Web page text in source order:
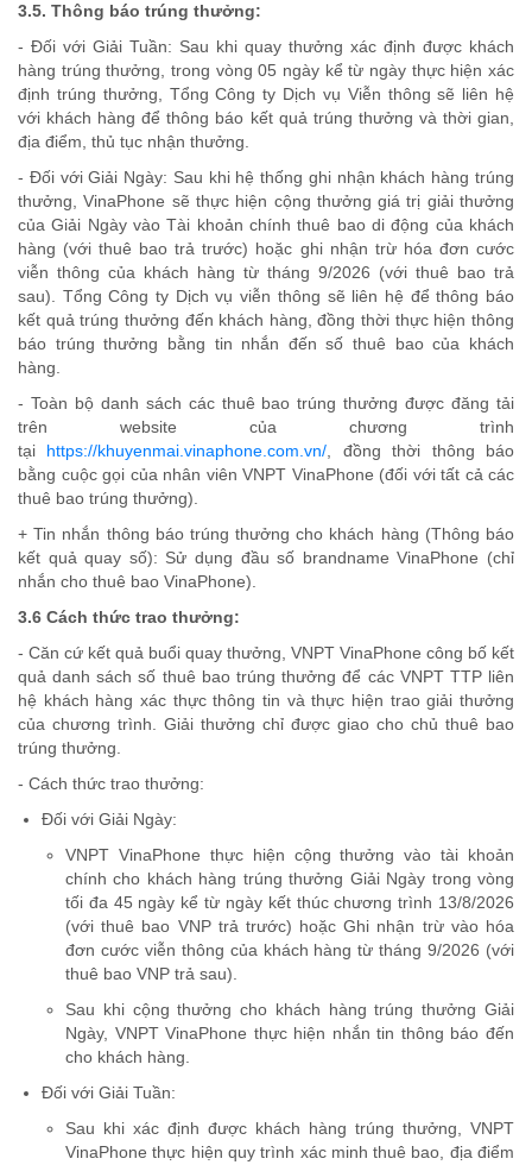
3.5. Thông báo trúng thưởng:
- Đối với Giải Tuần: Sau khi quay thưởng xác định được khách
hàng trúng thưởng, trong vòng 05 ngày kể từ ngày thực hiện xác
định trúng thưởng, Tổng Công ty Dịch vụ Viễn thông sẽ liên hệ
với khách hàng để thông báo kết quả trúng thưởng và thời gian,
địa điểm, thủ tục nhận thưởng.
- Đối với Giải Ngày: Sau khi hệ thống ghi nhận khách hàng trúng
thưởng, VinaPhone sẽ thực hiện cộng thưởng giá trị giải thưởng
của Giải Ngày vào Tài khoản chính thuê bao di động của khách
hàng (với thuê bao trả trước) hoặc ghi nhận trừ hóa đơn cước
viễn thông của khách hàng từ tháng 9/2026 (với thuê bao trả
sau). Tổng Công ty Dịch vụ viễn thông sẽ liên hệ để thông báo
kết quả trúng thưởng đến khách hàng, đồng thời thực hiện thông
báo trúng thưởng bằng tin nhắn đến số thuê bao của khách
hàng.
- Toàn bộ danh sách các thuê bao trúng thưởng được đăng tải
trên website của chương trình
tại https://khuyenmai.vinaphone.com.vn/ , đồng thời thông báo
bằng cuộc gọi của nhân viên VNPT VinaPhone (đối với tất cả các
thuê bao trúng thưởng).
+ Tin nhắn thông báo trúng thưởng cho khách hàng (Thông báo
kết quả quay số): Sử dụng đầu số brandname VinaPhone (chỉ
nhắn cho thuê bao VinaPhone).
3.6 Cách thức trao thưởng:
- Căn cứ kết quả buổi quay thưởng, VNPT VinaPhone công bố kết
quả danh sách số thuê bao trúng thưởng để các VNPT TTP liên
hệ khách hàng xác thực thông tin và thực hiện trao giải thưởng
của chương trình. Giải thưởng chỉ được giao cho chủ thuê bao
trúng thưởng.
- Cách thức trao thưởng:
Đối với Giải Ngày:
VNPT VinaPhone thực hiện cộng thưởng vào tài khoản
chính cho khách hàng trúng thưởng Giải Ngày trong vòng
tối đa 45 ngày kể từ ngày kết thúc chương trình 13/8/2026
(với thuê bao VNP trả trước) hoặc Ghi nhận trừ vào hóa
đơn cước viễn thông của khách hàng từ tháng 9/2026 (với
thuê bao VNP trả sau).
Sau khi cộng thưởng cho khách hàng trúng thưởng Giải
Ngày, VNPT VinaPhone thực hiện nhắn tin thông báo đến
cho khách hàng.
Đối với Giải Tuần:
Sau khi xác định được khách hàng trúng thưởng, VNPT
VinaPhone thực hiện quy trình xác minh thuê bao, địa điểm